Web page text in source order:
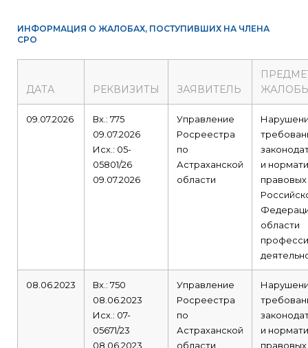
ИНФОРМАЦИЯ О ЖАЛОБАХ, ПОСТУПИВШИХ НА ЧЛЕНА
СРО
ДАТА РЕКВИЗИТЫ ЗАЯВИТЕЛЬ
09.07.2026
Вх.: 775
09.07.2026
Исх.: 05-
05801/26
09.07.2026
Управление
Росреестра
по
Астраханской
области
и
правовых
области
08.06.2023
Вх.: 750
08.06.2023
Исх.: 07-
05671/23
08.06.2023
Управление
Росреестра
по
Астраханской
области
и
правовых